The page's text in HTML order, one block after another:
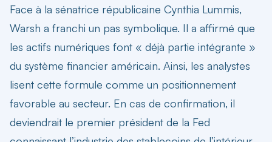
Face à la sénatrice républicaine Cynthia Lummis,
Warsh a franchi un pas symbolique. Il a affirmé que
les actifs numériques font « déjà partie intégrante »
du système financier américain. Ainsi, les analystes
lisent cette formule comme un positionnement
favorable au secteur. En cas de confirmation, il
deviendrait le premier président de la Fed